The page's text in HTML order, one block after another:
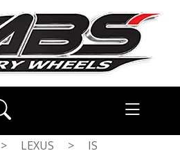
> LEXUS > IS